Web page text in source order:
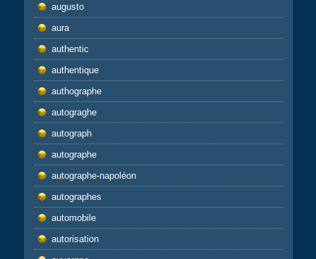
augusto
aura
authentic
authentique
authographe
autograghe
autograph
autographe
autographe-napoléon
autographes
automobile
autorisation